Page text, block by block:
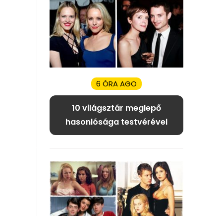
6 ÓRA AGO
10 világsztár meglepő
hasonlósága testvérével